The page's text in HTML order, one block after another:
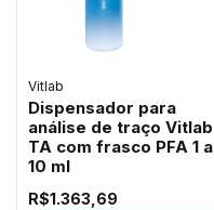
Vitlab
Dispensador para
análise de traço Vitlab
TA com frasco PFA 1 a
10 ml
R$1.363,69